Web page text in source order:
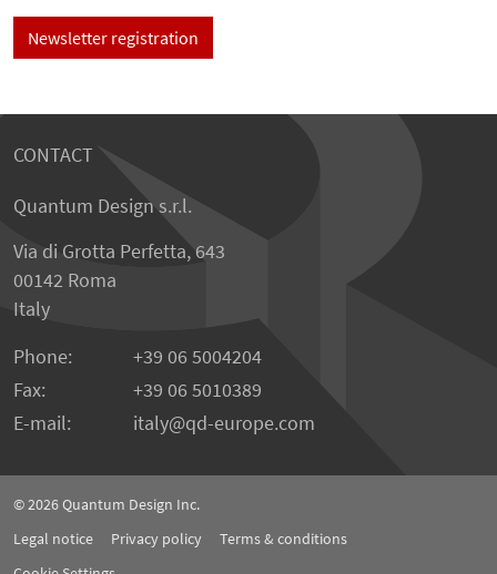
Newsletter registration
CONTACT
Quantum Design s.r.l.
Via di Grotta Perfetta, 643
00142 Roma
Italy
Phone:
+39 06 5004204
Fax:
+39 06 5010389
E-mail:
italy@qd-europe.com
© 2026Quantum Design Inc.
Legal notice
Privacy policy
Terms & conditions